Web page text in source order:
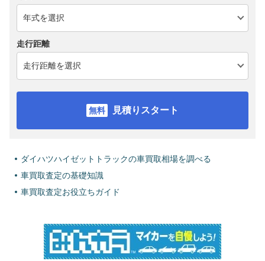
走行距離
見積りスタート
ダイハツハイゼットトラックの車買取相場を調べる
車買取査定の基礎知識
車買取査定お役立ちガイド